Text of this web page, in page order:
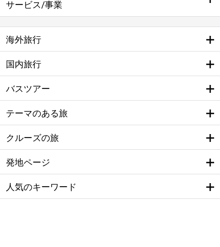
サービス/事業
海外旅行
国内旅行
バスツアー
テーマのある旅
クルーズの旅
発地ページ
人気のキーワード